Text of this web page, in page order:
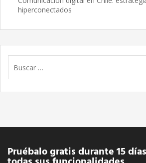
hiperconectados
Pruébalo gratis durante 15